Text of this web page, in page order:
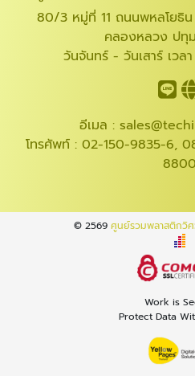
80/3 หมู่ที่ 11 ถนนพหลโยธิ
คลองหลวง ปทุ
วันจันทร์ - วันเสาร์ เว
อีเมล :
โทรศัพท์ : 02-150-9835-6,
8800
© 2569 ศูนย์รวมพลาสติกวิศ
Work is
Protect Data